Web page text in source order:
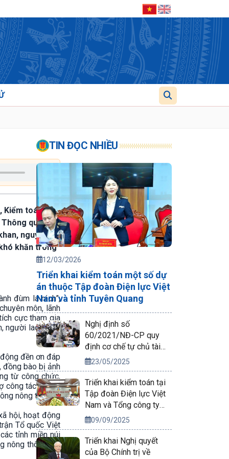
Kiểm toán nhà
qua các
nguyên
khăn trong
đùm lá rách”,
môn, lãnh
cực tham gia
người lao động
đền ơn đáp
đồng bào bị ảnh
từ công chức,
công tác phòng
nông thôn...
hội, hoạt động
Tổ quốc Việt
tỉnh miền núi
nông thôn và 1
TIN ĐỌC NHIỀU
12/03/2026
Triển khai kiểm toán một số dự
án thuộc Tập đoàn Điện lực Việt
Nam và tỉnh Tuyên Quang
Nghị định số
60/2021/NĐ-CP quy
định cơ chế tự chủ tài
chính của đơn vị sự
nghiệp công lập
23/05/2025
Triển khai kiểm toán tại
Tập đoàn Điện lực Việt
Nam và Tổng công ty
Phát điện 2
09/09/2025
Triển khai Nghị quyết
của Bộ Chính trị về